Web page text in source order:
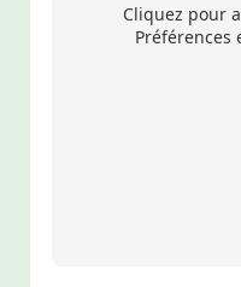
Cliquez pour
Préférences